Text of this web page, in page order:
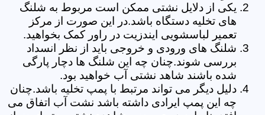
یکی از دلایل نشتی ممکن است مربوط به شلنگ
های تخلیه دستگاه باشد.در این صورت از مرکز
تعمیر لباسشویی ایندزیت در راور کمک بخواهید.
شلنگ های ورودی و خروجی باید از نظر انسداد
بررسی شوند.چنان چه این شلنگ ها دچار پارگی
شده باشند شاهد نشتی آب خواهید بود.
دلیل دیگر می تواند مرتبط با پمپ تخلیه باشد.چنان
چه این پمپ ایرادی داشته باشد نشت آب اتفاق می